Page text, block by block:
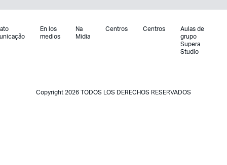
En los
medios
Na
Midia
Centros Centros
Aulas de
grupo
Supera
Studio
Copyright 2026 TODOS LOS DERECHOS RESERVADOS